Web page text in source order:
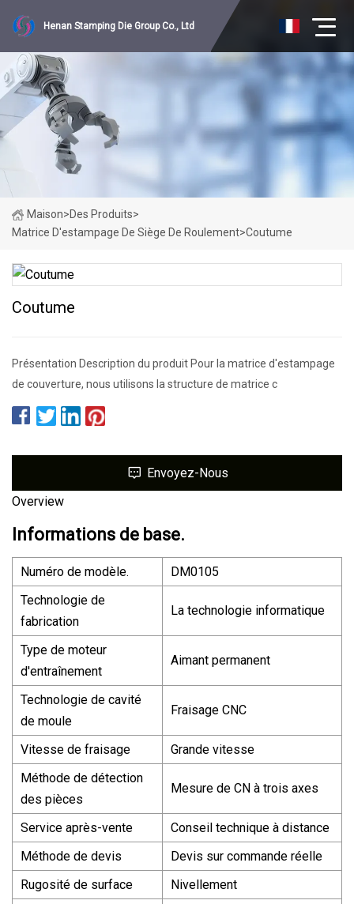
Henan Stamping Die Group Co., Ltd
Maison>Des Produits>
Matrice D'estampage De Siège De Roulement>Coutume
Coutume
Présentation Description du produit Pour la matrice d'estampage
de couverture, nous utilisons la structure de matrice c
Envoyez-Nous
Overview
Informations de base.
Numéro de modèle.
DM0105
Technologie de
fabrication
La technologie informatique
Type de moteur
d'entraînement
Aimant permanent
Technologie de cavité
de moule
Fraisage CNC
Vitesse de fraisage
Grande vitesse
Méthode de détection
des pièces
Mesure de CN à trois axes
Service après-vente
Conseil technique à distance
Méthode de devis
Devis sur commande réelle
Rugosité de surface
Nivellement